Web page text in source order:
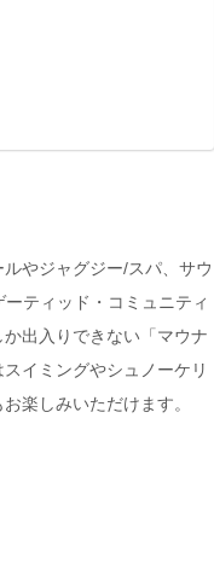
やジャグジー/スパ、サウ
ティッド・コミュニティ
出入りできない「マウナ
イミングやシュノーケリ
楽しみいただけます。